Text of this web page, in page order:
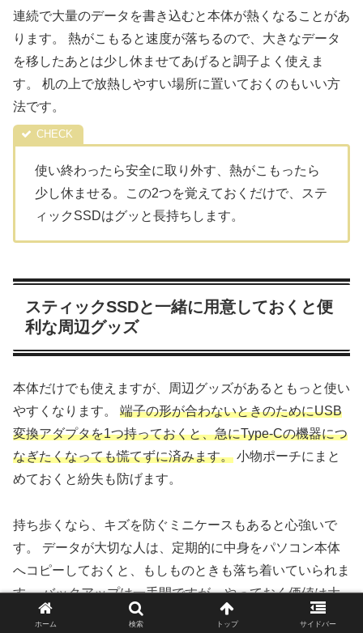
連続で大量のデータを書き込むと本体が熱くなることがあ
ります。 熱がこもると速度が落ちるので、大きなデータ
を移したあとは少し休ませてあげると調子よく使えま
す。 机の上で放熱しやすい場所に置いておくのもいい方
法です。
使い終わったら安全に取り外す、熱がこもったら
少し休ませる。この2つを覚えておくだけで、ステ
ィックSSDはグッと長持ちします。
スティックSSDと一緒に用意しておくと便
利な周辺グッズ
本体だけでも使えますが、周辺グッズがあるともっと使い
やすくなります。 端子の形が合わないときのためにUSB
変換アダプタを1つ持っておくと、急にType-Cの機器につ
なぎたくなっても慌てずに済みます。 小物ポーチにまと
めておくと紛失も防げます。
持ち歩くなら、キズを防ぐミニケースもあると心強いで
す。 データが大切な人は、定期的に中身をパソコン本体
へコピーしておくと、もしものときも落ち着いていられま
す。 バックアップは一手間ですが、やっておく価値は大
きいですよ。
ホーム 検索 トップ サイドバー